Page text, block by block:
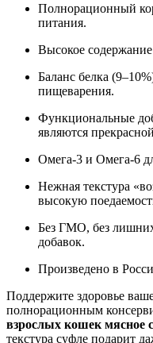
Полнорационный
питания.
Высокое
Баланс белка
пищеварения.
Функциональные
являются
Омега-3 и Омега-6
Нежная текстура
высокую
Без ГМО, без лишних
добавок.
Произведено в
Поддержите здоровье
полнорационным
взрослых кошек мясное
текстура суфле подарит